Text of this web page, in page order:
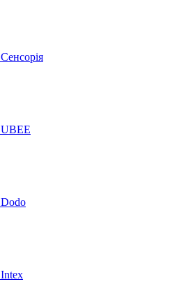
Сенсорія
UBEE
Dodo
Intex